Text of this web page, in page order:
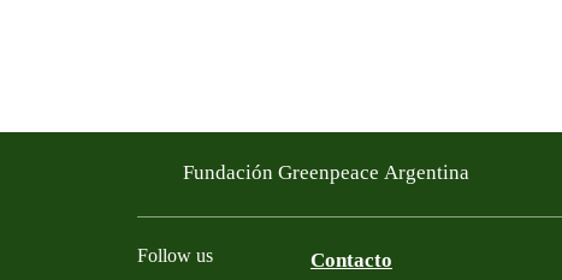
Fundación Greenpeace Argentina
Follow us Contacto